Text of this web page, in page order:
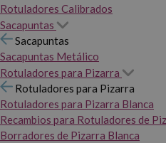
Rotuladores Calibrados
Sacapuntas
Sacapuntas
Sacapuntas Metálico
Rotuladores para Pizarra
Rotuladores para Pizarra
Rotuladores para Pizarra Blanca
Recambios para Rotuladores de
Borradores de Pizarra Blanca